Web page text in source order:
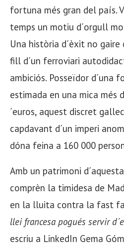
fortuna més gran del país.
temps un motiu d´orgull
Una història d´èxit no
fill d´un ferroviari
ambiciós. Posseïdor d´una
estimada en una mica més
´euros, aquest discret
capdavant d´un imperi
dóna feina a 160 000
Amb un patrimoni
comprèn la timidesa de
en la lluita contra la fast
llei francesa pogués servir
escriu a LinkedIn Gema